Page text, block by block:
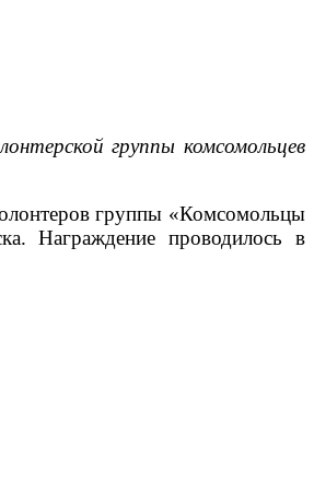
группы комсомольцев
группы «Комсомольцы
Награждение проводилось в